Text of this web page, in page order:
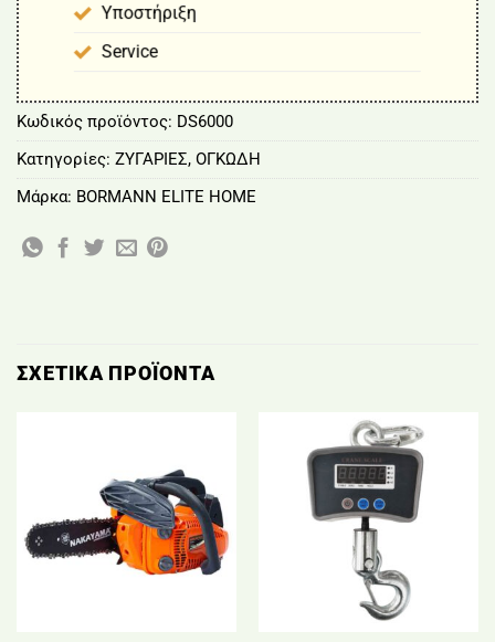
Υποστήριξη
Service
Κωδικός προϊόντος: DS6000
Κατηγορίες: ΖΥΓΑΡΙΕΣ, ΟΓΚΩΔΗ
Μάρκα: BORMANN ELITE HOME
ΣΧΕΤΙΚΆ ΠΡΟΪΌΝΤΑ